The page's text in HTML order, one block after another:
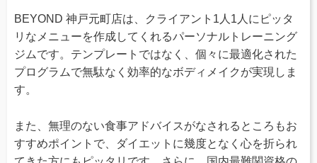
BEYOND 神戸元町店は、クライアント1人1人にピッタ
リなメニューを作成してくれるパーソナルトレーニング
ジムです。テンプレートではなく、個々に最適化された
プログラムで無駄なく効率的なボディメイクが実現しま
す。
また、無理のない食事アドバイスがなされるところもお
すすめポイントで、ダイエットに幾度となく心を折られ